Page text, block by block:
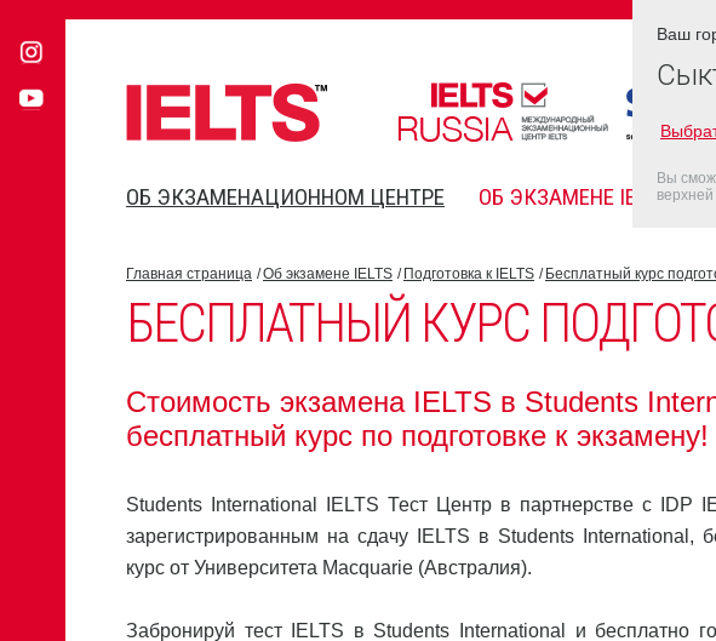
ОБ ЭКЗАМЕНАЦИОННОМ ЦЕНТРЕ ОБ ЭКЗАМЕНЕ IELTS
Главная страница Об экзамене IELTS Подготовка к IELTS Бесплатный курс
БЕСПЛАТНЫЙ КУРС
Стоимость экзамена IELTS в Students
бесплатный курс по подготовке к экзамену!
Students International IELTS Тест Центр в партнерстве с IDP
зарегистрированным на сдачу IELTS в Students International,
курс от Университета Macquarie (Австралия).
Забронируй тест IELTS в Students International и бесплатно
Ваш
Вы